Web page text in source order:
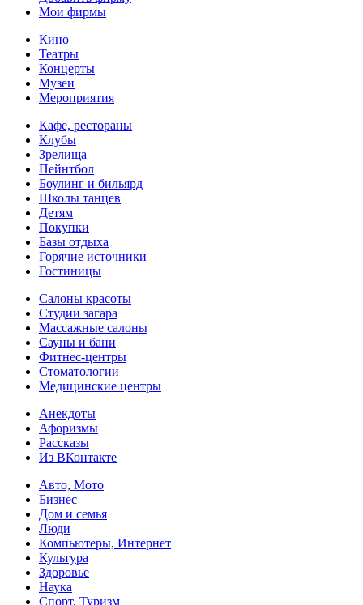
Мои фирмы
Кино
Театры
Концерты
Музеи
Мероприятия
Кафе, рестораны
Клубы
Зрелища
Пейнтбол
Боулинг и бильярд
Школы танцев
Детям
Покупки
Базы отдыха
Горячие источники
Гостиницы
Салоны красоты
Студии загара
Массажные салоны
Сауны и бани
Фитнес-центры
Стоматологии
Медицинские центры
Анекдоты
Афоризмы
Рассказы
Из ВКонтакте
Авто, Мото
Бизнес
Дом и семья
Люди
Компьютеры, Интернет
Культура
Здоровье
Наука
Спорт, Туризм